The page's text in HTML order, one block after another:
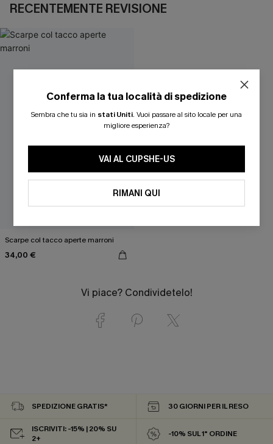
RECENTEMENTE REVISIONE
Scarpe col tacco aperte marroni
34,00 €
Vi piace? Condividetelo!
Conferma la tua località di spedizione
Sembra che tu sia in stati Uniti. Vuoi passare al sito locale per una
migliore esperienza?
VAI AL CUPSHE-US
RIMANI QUI
SPEDIZIONE GRATIS* 30 GIORNI PER IL RESO
ISCRIVITI: -15% | 20% SU
2+
-10% SUL 1° ORDINE